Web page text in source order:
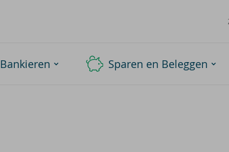
Bankieren Sparen en Beleggen